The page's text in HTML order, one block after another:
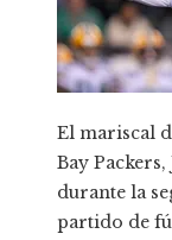
El mariscal
Bay
durante la
partido de